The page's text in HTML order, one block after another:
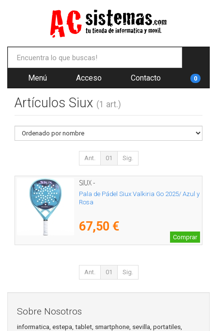
Menú Acceso Contacto 0
Artículos Siux (1 art.)
Ant. 01 Sig.
SIUX -
Pala de Pádel Siux Valkiria Go 2025/ Azul y
Rosa
67,50 €
Comprar
Ant. 01 Sig.
Sobre Nosotros
informatica, estepa, tablet, smartphone, sevilla, portatiles,